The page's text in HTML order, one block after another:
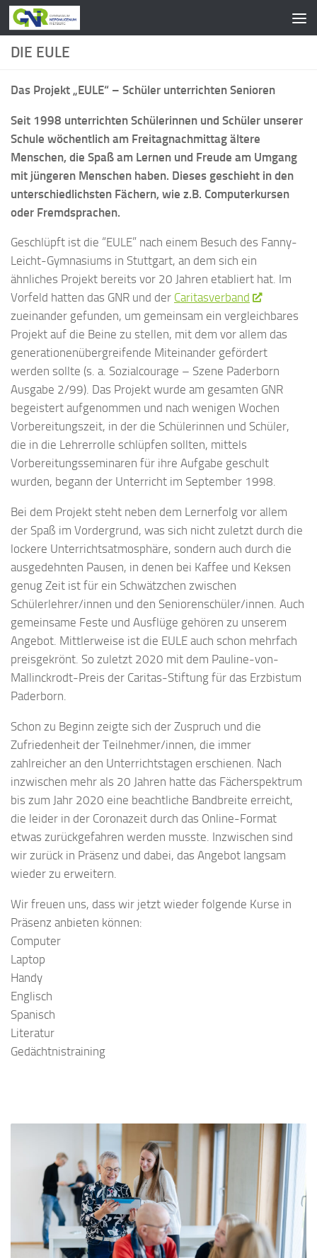
Zum Inhalt springen
DIE EULE
Das Projekt „EULE“ – Schüler unterrichten Senioren
Seit 1998 unterrichten Schülerinnen und Schüler unserer
Schule wöchentlich am Freitagnachmittag ältere
Menschen, die Spaß am Lernen und Freude am Umgang
mit jüngeren Menschen haben. Dieses geschieht in den
unterschiedlichsten Fächern, wie z.B. Computerkursen
oder Fremdsprachen.
Geschlüpft ist die “EULE” nach einem Besuch des Fanny-
Leicht-Gymnasiums in Stuttgart, an dem sich ein
ähnliches Projekt bereits vor 20 Jahren etabliert hat. Im
Vorfeld hatten das GNR und der Caritasverband
zueinander gefunden, um gemeinsam ein vergleichbares
Projekt auf die Beine zu stellen, mit dem vor allem das
generationenübergreifende Miteinander gefördert
werden sollte (s. a. Sozialcourage – Szene Paderborn
Ausgabe 2/99). Das Projekt wurde am gesamten GNR
begeistert aufgenommen und nach wenigen Wochen
Vorbereitungszeit, in der die Schülerinnen und Schüler,
die in die Lehrerrolle schlüpfen sollten, mittels
Vorbereitungsseminaren für ihre Aufgabe geschult
wurden, begann der Unterricht im September 1998.
Bei dem Projekt steht neben dem Lernerfolg vor allem
der Spaß im Vordergrund, was sich nicht zuletzt durch die
lockere Unterrichtsatmosphäre, sondern auch durch die
ausgedehnten Pausen, in denen bei Kaffee und Keksen
genug Zeit ist für ein Schwätzchen zwischen
Schülerlehrer/innen und den Seniorenschüler/innen. Auch
gemeinsame Feste und Ausflüge gehören zu unserem
Angebot. Mittlerweise ist die EULE auch schon mehrfach
preisgekrönt. So zuletzt 2020 mit dem Pauline-von-
Mallinckrodt-Preis der Caritas-Stiftung für das Erzbistum
Paderborn.
Schon zu Beginn zeigte sich der Zuspruch und die
Zufriedenheit der Teilnehmer/innen, die immer
zahlreicher an den Unterrichtstagen erschienen. Nach
inzwischen mehr als 20 Jahren hatte das Fächerspektrum
bis zum Jahr 2020 eine beachtliche Bandbreite erreicht,
die leider in der Coronazeit durch das Online-Format
etwas zurückgefahren werden musste. Inzwischen sind
wir zurück in Präsenz und dabei, das Angebot langsam
wieder zu erweitern.
Wir freuen uns, dass wir jetzt wieder folgende Kurse in
Präsenz anbieten können:
Computer
Laptop
Handy
Englisch
Spanisch
Literatur
Gedächtnistraining